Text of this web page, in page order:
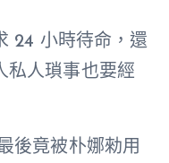
24 小時待命，還
私人瑣事也要經
後竟被朴娜勑用